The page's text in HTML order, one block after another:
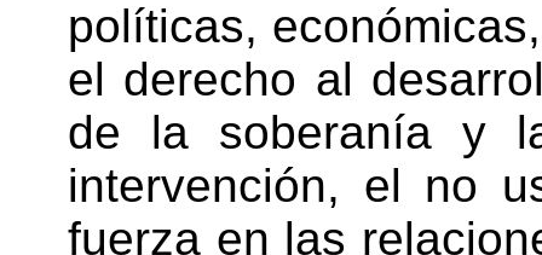
políticas,
el derecho al
de la soberanía y
intervención, el no
fuerza en las